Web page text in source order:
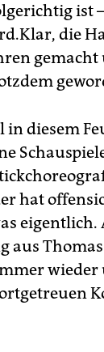
ist
die
in diesem
hat
eigentlich.
aus